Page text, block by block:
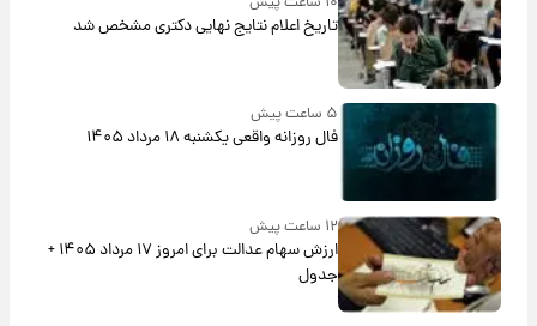
تاریخ اعلام نتایج نهایی دکتری مشخص شد
۵ ساعت پیش
فال روزانه واقعی یکشنبه ۱۸ مرداد ۱۴۰۵
۱۲ ساعت پیش
ارزش سهام عدالت برای امروز ۱۷ مرداد ۱۴۰۵ +
جدول